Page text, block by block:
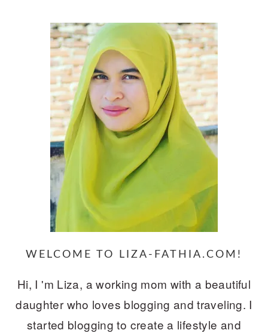
WELCOME TO LIZA-FATHIA.COM!
Hi, I 'm Liza, a working mom with a beautiful
daughter who loves blogging and traveling. I
started blogging to create a lifestyle and